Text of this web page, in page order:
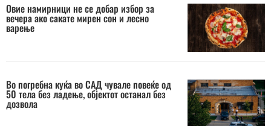
Овие намирници не се добар избор за
вечера ако сакате мирен сон и лесно
варење
Во погребна куќа во САД чувале повеќе од
50 тела без ладење, објектот останал без
дозвола